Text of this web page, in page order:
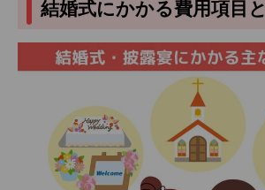
結婚式にかかる費用項目